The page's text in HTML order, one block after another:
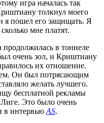
игра началась так
толкнул моего
я пошел его защищать. Я
мне платят.
продолжилась в тоннеле
очень зол, и Криштиану
их отношение.
Он был потрясающим
желать лучшего.
бесплатной рекламы
Это было очень
в интервьюAS.